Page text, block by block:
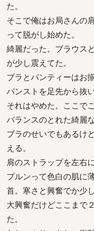
た。
そこで俺はお局さんの
って脱がし始めた。
綺麗だった。ブラウス
が少し震えてた。
ブラとパンティーはお
パンストを足先から抜
それはやめた。ここで
バランスのとれた綺麗
ブラのせいでもあるけ
える。
肩のストラップを左右
プルンって色白の肌に
首。寒さと興奮でか少
大興奮だけどここまで
た。